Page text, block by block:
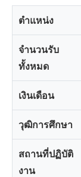
ตำแหน่ง
จำนวนรับ
ทั้งหมด
เงินเดือน
วุฒิการศึกษา
สถานที่ปฏิบัติ
งาน